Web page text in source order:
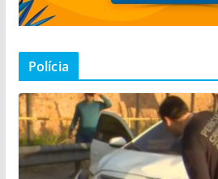
Polícia